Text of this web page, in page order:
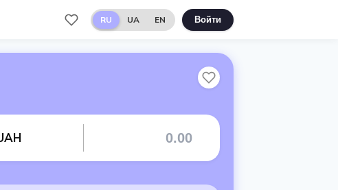
RU UA EN Войти